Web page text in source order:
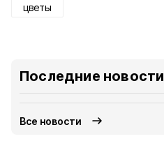
цветы
Последние новости
Все новости